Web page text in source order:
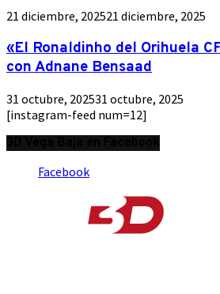
21 diciembre, 202521 diciembre, 2025
«El Ronaldinho del Orihuela
con Adnane Bensaad
31 octubre, 202531 octubre, 2025
[instagram-feed num=12]
Facebook